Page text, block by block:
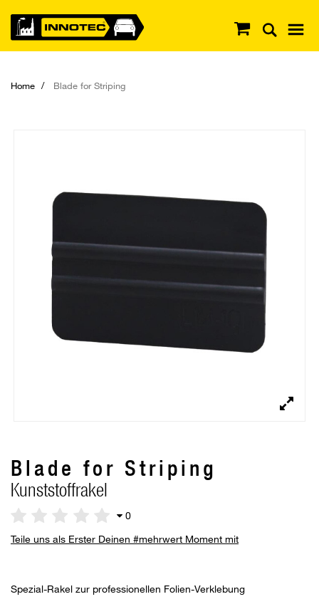
Home Blade for Striping
Blade for Striping
Kunststoffrakel
0
Teile uns als Erster Deinen #mehrwert Moment mit
Spezial-Rakel zur professionellen Folien-Verklebung